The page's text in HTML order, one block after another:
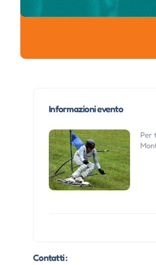
Informazioni evento
Per
Contatti :